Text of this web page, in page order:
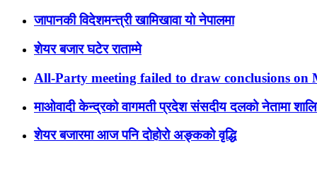
जापानकी विदेशमन्त्री खामिखावा यो नेपालमा
शेयर बजार घटेर राताम्मे
All-Party meeting failed to draw conclusions on
माओवादी केन्द्रको वागमती प्रदेश संसदीय दलको नेतामा
शेयर बजारमा आज पनि दोहोरो अङ्कको वृद्धि